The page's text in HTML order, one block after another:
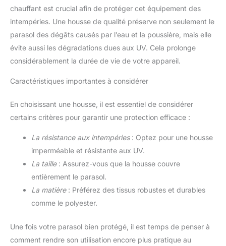
chauffant est crucial afin de protéger cet équipement des
intempéries. Une housse de qualité préserve non seulement le
parasol des dégâts causés par l’eau et la poussière, mais elle
évite aussi les dégradations dues aux UV. Cela prolonge
considérablement la durée de vie de votre appareil.
Caractéristiques importantes à considérer
En choisissant une housse, il est essentiel de considérer
certains critères pour garantir une protection efficace :
La résistance aux intempéries: Optez pour une housse
imperméable et résistante aux UV.
La taille: Assurez-vous que la housse couvre
entièrement le parasol.
La matière: Préférez des tissus robustes et durables
comme le polyester.
Une fois votre parasol bien protégé, il est temps de penser à
comment rendre son utilisation encore plus pratique au